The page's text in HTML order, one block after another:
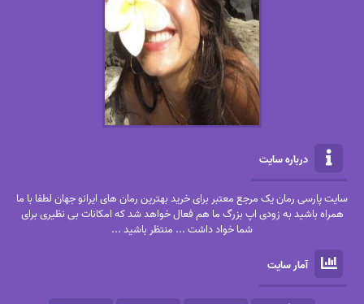
درباره سایت
سایت پارسی رمان یک مرجع معتبر برای خرید بهترین رمان های ایرانو جهان لطفا با ما
همراه باشید به زودی اپ بزرگ ما هم فعال خواهد شد که امکانات بی نظیری برای
شما خواد داشت ... منتظر باشید ...
آمار سایت